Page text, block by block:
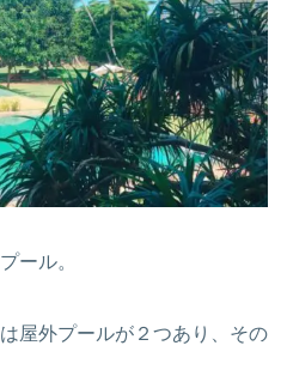
ール。
屋外プールが２つあり、その